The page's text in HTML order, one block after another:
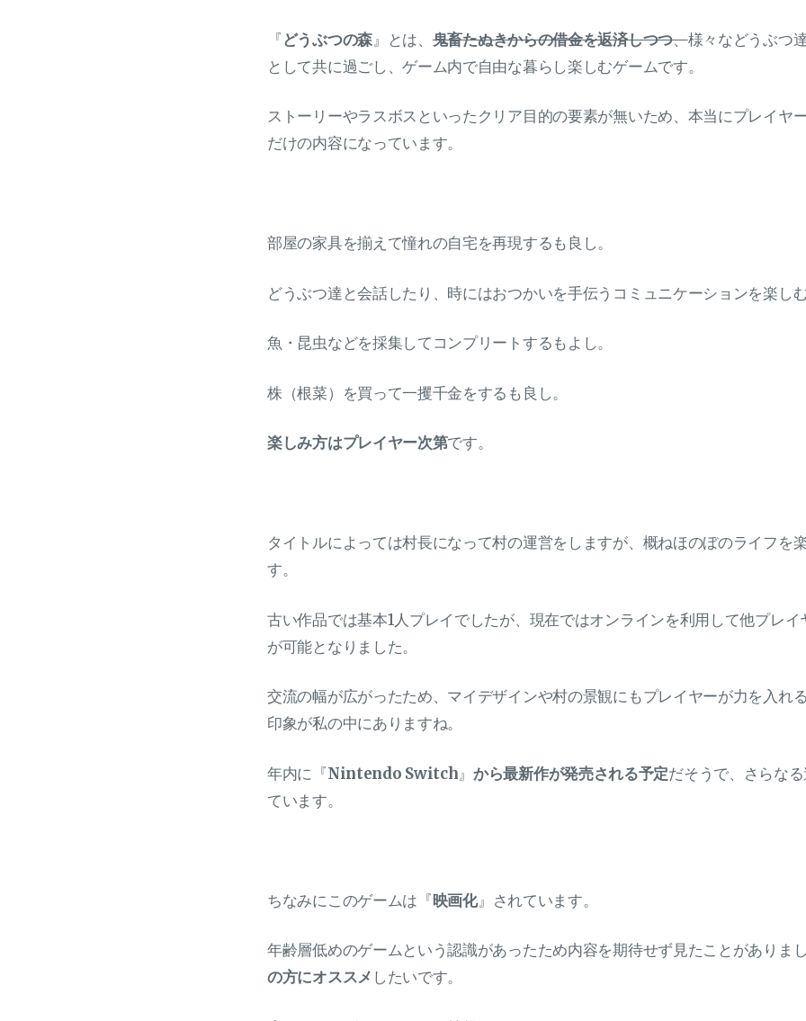
『どうぶつの森』とは、鬼畜たぬきからの借金を返済しつつ、様々などうぶつ
として共に過ごし、ゲーム内で自由な暮らし楽しむゲームです。
ストーリーやラスボスといったクリア目的の要素が無いため、本当にプレイヤ
だけの内容になっています。
部屋の家具を揃えて憧れの自宅を再現するも良し。
どうぶつ達と会話したり、時にはおつかいを手伝うコミュニケーションを楽し
魚・昆虫などを採集してコンプリートするもよし。
株（根菜）を買って一攫千金をするも良し。
楽しみ方はプレイヤー次第です。
タイトルによっては村長になって村の運営をしますが、概ねほのぼのライフを
す。
古い作品では基本1人プレイでしたが、現在ではオンラインを利用して他プレ
が可能となりました。
交流の幅が広がったため、マイデザインや村の景観にもプレイヤーが力を入れ
印象が私の中にありますね。
年内に『Nintendo Switch』から最新作が発売される予定だそうで、さらな
ています。
ちなみにこのゲームは『映画化』されています。
年齢層低めのゲームという認識があったため内容を期待せず見たことがありま
の方にオススメ したいです。